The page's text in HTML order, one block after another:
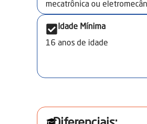
mecatrônica ou
Idade Mínima
16 anos de idade